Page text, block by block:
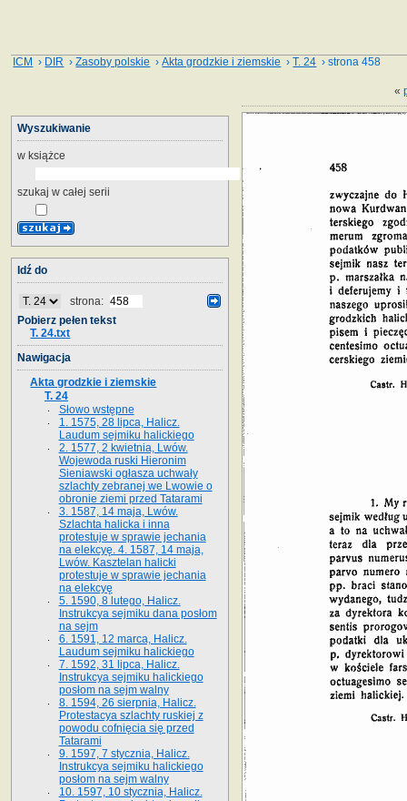
ICM › DIR ›Zasoby polskie ›Akta grodzkie i ziemskie ›T. 24 › strona 458
«
Wyszukiwanie
w książce
szukaj w całej serii
Idź do
strona:
Pobierz pełen tekst
T. 24.txt
Nawigacja
Akta grodzkie i ziemskie
T. 24
Słowo wstępne
1. 1575, 28 lipca, Halicz.
Laudum sejmiku halickiego
2. 1577, 2 kwietnia, Lwów.
Wojewoda ruski Hieronim
Sieniawski ogłasza uchwały
szlachty zebranej we Lwowie o
obronie ziemi przed Tatarami
3. 1587, 14 maja, Lwów.
Szlachta halicka i inna
protestuje w sprawie jechania
na elekcyę. 4. 1587, 14 maja,
Lwów. Kasztelan halicki
protestuje w sprawie jechania
na elekcyę
5. 1590, 8 lutego, Halicz.
Instrukcya sejmiku dana posłom
na sejm
6. 1591, 12 marca, Halicz.
Laudum sejmiku halickiego
7. 1592, 31 lipca, Halicz.
Instrukcya sejmiku halickiego
posłom na sejm walny
8. 1594, 26 sierpnia, Halicz.
Protestacya szlachty ruskiej z
powodu cofnięcia się przed
Tatarami
9. 1597, 7 stycznia, Halicz.
Instrukcya sejmiku halickiego
posłom na sejm walny
10. 1597, 10 stycznia, Halicz.